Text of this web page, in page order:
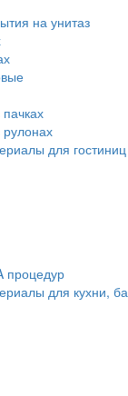
на унитаз
для
процедур
для кухни,